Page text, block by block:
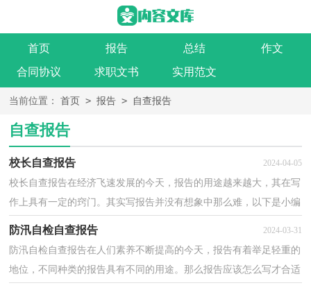
首页 报告 总结
作文
合同协议
求职文书 实用范文
当前位置： 首页 > 报告 > 自查报告
自查报告
校长自查报告 2024-04-05
校长自查报告在经济飞速发展的今天，报告的用途越来越大，其在写
作上具有一定的窍门。其实写报告并没有想象中那么难，以下是小编
防汛自检自查报告 2024-03-31
防汛自检自查报告在人们素养不断提高的今天，报告有着举足轻重的
地位，不同种类的报告具有不同的用途。那么报告应该怎么写才合适